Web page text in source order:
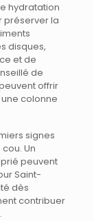
hydratation
préserver la
disques,
et de
de
offrir
colonne
signes
Un
peuvent
Saint-
dès
contribuer